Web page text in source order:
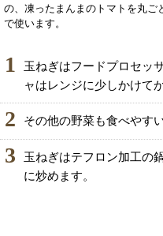
の、凍ったまんまのトマトを丸ご
で使います。
1
玉ねぎはフードプロセッ
ャはレンジに少しかけて
2 その他の野菜も食べやす
3
玉ねぎはテフロン加工の
に炒めます。